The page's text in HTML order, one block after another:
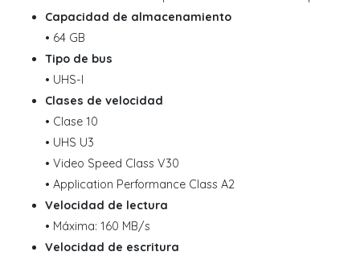
Capacidad de almacenamiento
• 64 GB
Tipo de bus
• UHS-I
Clases de velocidad
• Clase 10
• UHS U3
• Video Speed Class V30
• Application Performance Class A2
Velocidad de lectura
• Máxima: 160 MB/s
Velocidad de escritura